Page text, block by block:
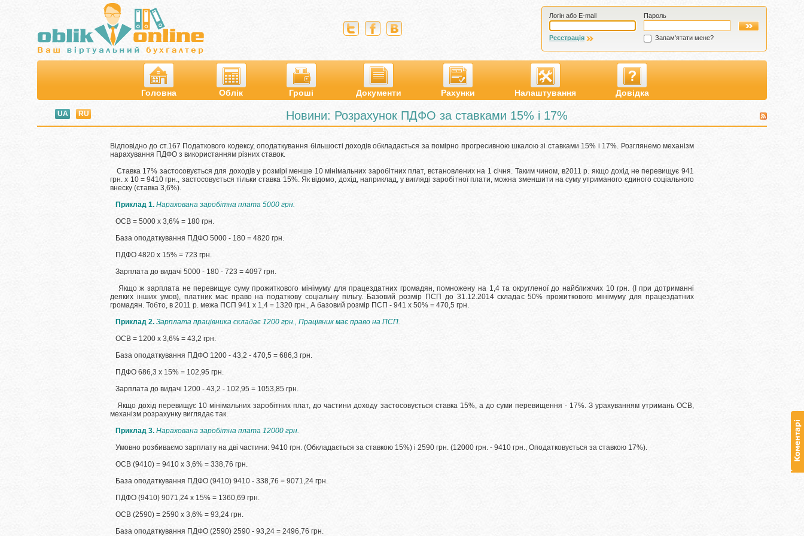
Логін або E-mail
Реєстрація
Пароль
Запам'ятати мене?
Головна Облік Гроші Документи Рахунки Налаштування Довідка
UA RU Новини: Розрахунок ПДФО за ставками 15% і 17%
Відповідно до ст.167 Податкового кодексу, оподаткування більшості доходів обкладається за помірно прогресивною шкалою зі ставками 15% і 17%. Розглянемо механізм
нарахування ПДФО з використанням різних ставок.
Ставка 17% застосовується для доходів у розмірі менше 10 мінімальних заробітних плат, встановлених на 1 січня. Таким чином, в2011 р. якщо дохід не перевищує 941
грн.х 10 = 9410 грн., застосовується тільки ставка 15%. Як відомо, дохід, наприклад, у вигляді заробітної плати, можна зменшити на суму утриманого єдиного соціального
внеску (ставка 3,6%).
Приклад 1. Нарахована заробітна плата 5000 грн.
ОСВ = 5000 х 3,6% = 180 грн.
База оподаткування ПДФО 5000 - 180 = 4820 грн.
ПДФО 4820 х 15% = 723 грн.
Зарплата до видачі 5000 - 180 - 723 = 4097 грн.
Якщо ж зарплата не перевищує суму прожиткового мінімуму для працездатних громадян, помножену на 1,4 та округленої до найближчих 10 грн. (І при дотриманні
деяких інших умов), платник має право на податкову соціальну пільгу. Базовий розмір ПСП до 31.12.2014 складає 50% прожиткового мінімуму для працездатних
громадян. Тобто, в 2011 р. межа ПСП 941 х 1,4 = 1320 грн., А базовий розмір ПСП - 941 х 50% = 470,5 грн.
Приклад 2. Зарплата працівника складає 1200 грн., Працівник має право на ПСП.
ОСВ = 1200 х 3,6% = 43,2 грн.
База оподаткування ПДФО 1200 - 43,2 - 470,5 = 686,3 грн.
ПДФО 686,3 х 15% = 102,95 грн.
Зарплата до видачі 1200 - 43,2 - 102,95 = 1053,85 грн.
Якщо дохід перевищує 10 мінімальних заробітних плат, до частини доходу застосовується ставка 15%, а до суми перевищення - 17%. З урахуванням утримань ОСВ,
механізм розрахунку виглядає так.
Приклад 3. Нарахована заробітна плата 12000 грн.
Умовно розбиваємо зарплату на дві частини: 9410 грн. (Обкладається за ставкою 15%) і 2590 грн. (12000 грн. - 9410 грн., Оподатковується за ставкою 17%).
ОСВ (9410) = 9410 х 3,6% = 338,76 грн.
База оподаткування ПДФО (9410) 9410 - 338,76 = 9071,24 грн.
ПДФО (9410) 9071,24 х 15% = 1360,69 грн.
ОСВ (2590) = 2590 х 3,6% = 93,24 грн.
База оподаткування ПДФО (2590) 2590 - 93,24 = 2496,76 грн.